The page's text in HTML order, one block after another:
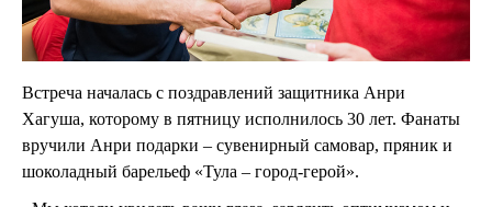
Встреча началась с поздравлений защитника Анри
Хагуша, которому в пятницу исполнилось 30 лет. Фанаты
вручили Анри подарки – сувенирный самовар, пряник и
шоколадный барельеф «Тула – город-герой».